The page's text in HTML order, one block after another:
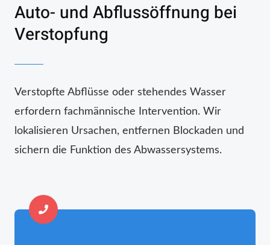
Auto- und Abflussöffnung bei
Verstopfung
Verstopfte Abflüsse oder stehendes Wasser
erfordern fachmännische Intervention. Wir
lokalisieren Ursachen, entfernen Blockaden und
sichern die Funktion des Abwassersystems.